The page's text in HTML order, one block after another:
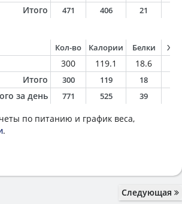
Итого
471 406 21
Кол-во Калории Белки
300 119.1 18.6
Итого
300 119 18
за день 771 525 39
по питанию и график веса,
.
Следующая